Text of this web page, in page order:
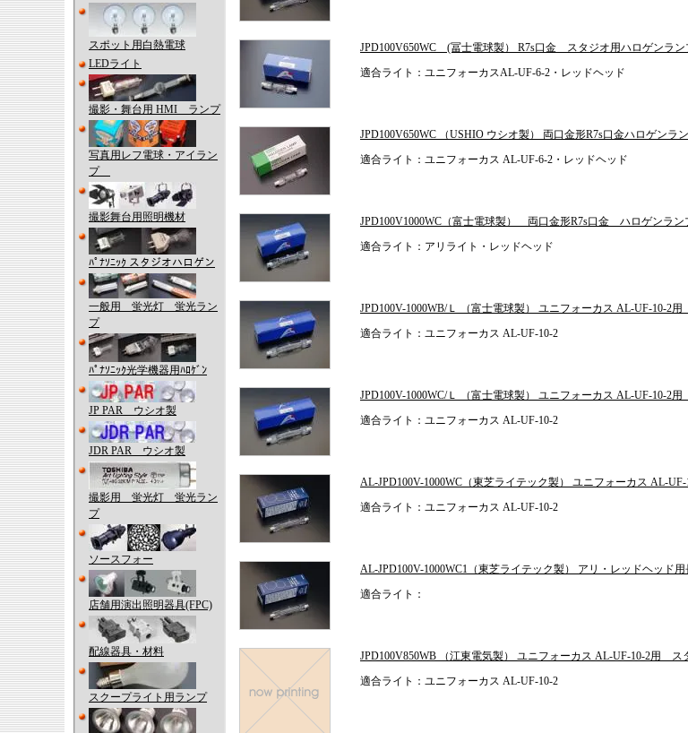
スポット用白熱電球
LEDライト
撮影・舞台用 HMI ランプ
写真用レフ電球・アイラン
プ
撮影舞台用照明機材
ﾊﾟﾅｿﾆｯｸ スタジオハロゲン
一般用 蛍光灯 蛍光ラン
プ
ﾊﾟﾅｿﾆｯｸ光学機器用ﾊﾛｹﾞﾝ
JP PAR ウシオ製
JDR PAR ウシオ製
撮影用 蛍光灯 蛍光ラン
プ
ソースフォー
店舗用演出照明器具(FPC)
配線器具・材料
スクープライト用ランプ
JPD100V650WC (冨士電球製） R7s口金 スタジオ用ハロゲンラン
適合ライト：ユニフォーカスAL-UF-6-2・レッドヘッド
JPD100V650WC （USHIO ウシオ製） 両口金形R7s口金ハロゲンラ
適合ライト：ユニフォーカス AL-UF-6-2・レッドヘッド
JPD100V1000WC（富士電球製） 両口金形R7s口金 ハロゲンラン
適合ライト：アリライト・レッドヘッド
JPD100V-1000WB/Ｌ （富士電球製） ユニフォーカス AL-UF-10-2
適合ライト：ユニフォーカス AL-UF-10-2
JPD100V-1000WC/Ｌ （富士電球製） ユニフォーカス AL-UF-10-2
適合ライト：ユニフォーカス AL-UF-10-2
AL-JPD100V-1000WC（東芝ライテック製） ユニフォーカス AL-UF-
適合ライト：ユニフォーカス AL-UF-10-2
AL-JPD100V-1000WC1（東芝ライテック製） アリ・レッドヘッド
適合ライト：
JPD100V850WB （江東電気製） ユニフォーカス AL-UF-10-2用
適合ライト：ユニフォーカス AL-UF-10-2